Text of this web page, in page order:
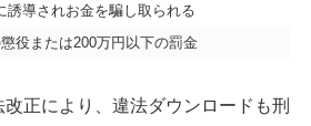
誘導されお金を騙し取られる
役または200万円以下の罰金
正により、違法ダウンロードも刑